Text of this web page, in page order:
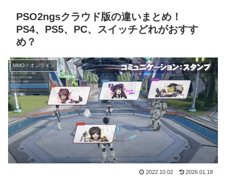
PSO2ngsクラウド版の違いまとめ！
PS4、PS5、PC、スイッチどれがおすす
め？
MMO・オンライン
2022.10.02 2026.01.18